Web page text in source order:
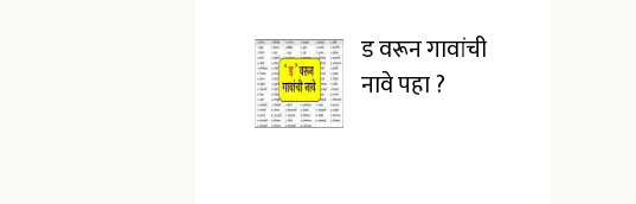
ड वरून गावांची
नावे पहा ?